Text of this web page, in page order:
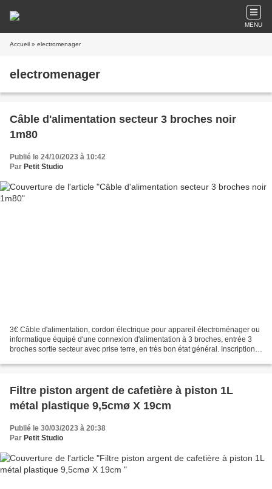
MENU
Accueil » electromenager
electromenager
Câble d'alimentation secteur 3 broches noir
1m80
Publié le 24/10/2023 à 10:42
Par Petit Studio
3€ Câble d'alimentation, cordon électrique pour appareil électroménager ou
informatique équipé d'une connexion d'alimentation à 3 broches, entrée 3
broches sortie secteur avec prise terre, en très bon état général. Inscription :
Filtre piston argent de cafetière à piston 1L
métal plastique 9,5cmø X 19cm
Publié le 30/03/2023 à 20:38
Par Petit Studio